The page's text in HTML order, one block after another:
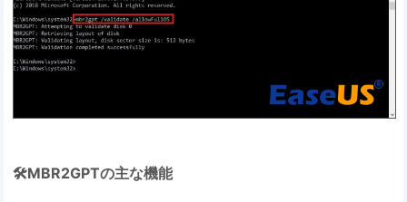
🛠MBR2GPTの主な機能